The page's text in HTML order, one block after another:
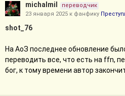
michalmil
переводчик
23 января 2025 к фанфику
shot_76
На АоЗ последнее обновление
переводить все, что есть на ffn,
бог, к тому времени автор